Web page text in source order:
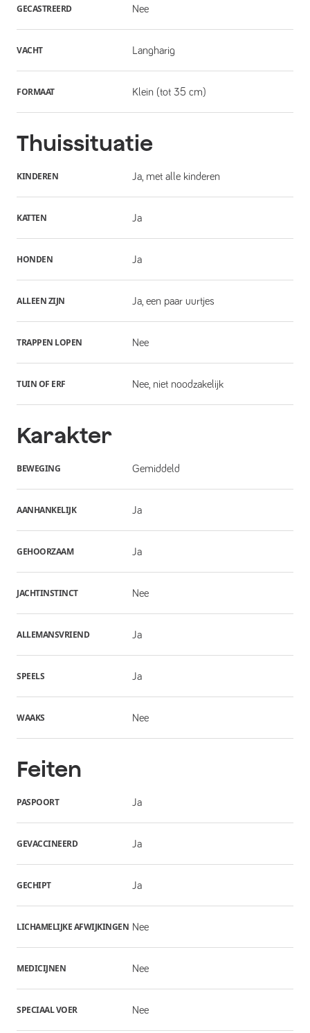
GECASTREERD Nee
VACHT Langharig
FORMAAT Klein (tot 35 cm)
Thuissituatie
KINDEREN Ja, met alle kinderen
KATTEN Ja
HONDEN Ja
ALLEEN ZIJN Ja, een paar uurtjes
TRAPPEN LOPEN Nee
TUIN OF ERF Nee, niet noodzakelijk
Karakter
BEWEGING Gemiddeld
AANHANKELIJK Ja
GEHOORZAAM Ja
JACHTINSTINCT Nee
ALLEMANSVRIEND Ja
SPEELS Ja
WAAKS Nee
Feiten
PASPOORT Ja
GEVACCINEERD Ja
GECHIPT Ja
LICHAMELIJKE AFWIJKINGEN Nee
MEDICIJNEN Nee
SPECIAAL VOER Nee